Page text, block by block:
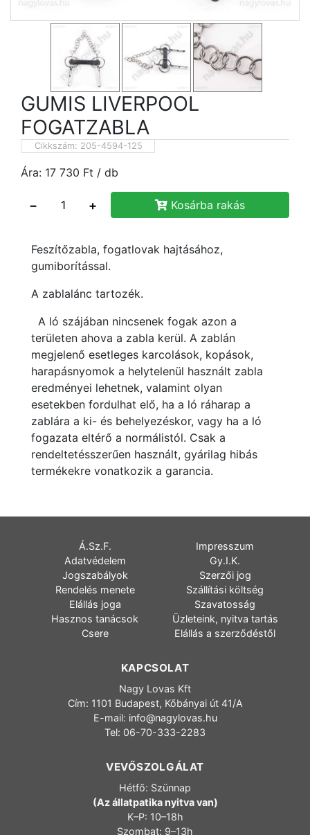
GUMIS LIVERPOOL
FOGATZABLA
Cikkszám: 205-4594-125
Ára: 17 730 Ft / db
− + Kosárba rakás
Feszítőzabla, fogatlovak hajtásához,
gumiborítással.
A zablalánc tartozék.
A ló szájában nincsenek fogak azon a
területen ahova a zabla kerül. A zablán
megjelenő esetleges karcolások, kopások,
harapásnyomok a helytelenül használt zabla
eredményei lehetnek, valamint olyan
esetekben fordulhat elő, ha a ló ráharap a
zablára a ki- és behelyezéskor, vagy ha a ló
fogazata eltérő a normálistól. Csak a
rendeltetésszerűen használt, gyárilag hibás
termékekre vonatkozik a garancia.
Á.Sz.F.
Impresszum
Adatvédelem
Gy.I.K.
Jogszabályok
Szerzői jog
Rendelés menete
Szállítási költség
Elállás joga
Szavatosság
Hasznos tanácsok
Üzleteink, nyitva tartás
Csere
Elállás a szerződéstől
KAPCSOLAT
Nagy Lovas Kft
Cím: 1101 Budapest, Kőbányai út 41/A
E-mail: info@nagylovas.hu
Tel: 06-70-333-2283
VEVŐSZOLGÁLAT
Hétfő: Szünnap
(Az állatpatika nyitva van)
K–P: 10–18h
Szombat: 9–13h